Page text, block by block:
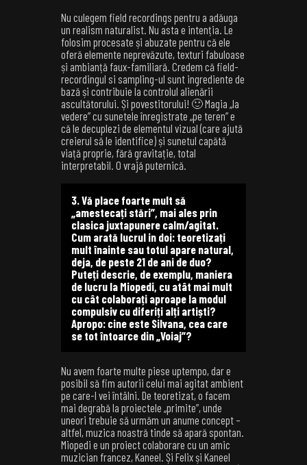
Nu culegem field recordings pentru a adăuga
un realism naturalist. Nu asta e intenția. Le
folosim procesate și abuzate pentru că ele
oferă elemente neprevăzute, texturi fabuloase
și ambianță faux-familiară. Credem că field-
recordingul si sampling-ul sunt ingrediente de
bază și contribuie la controlul alienării
ascultătorului. Și povestitorului! 🙂 Magia „la
vedere” cu sunetele înregistrate „pe teren” e
că le decuplezi de elementul vizual (care ajută
creierul să le identifice) și sunetul capătă
viață proprie, fără gravitație, total
interpretabil. O vrajă puternică.
3. Vă place foarte mult să
„amestecați stări”, mai ales prin
clasica juxtapunere calm/agitat.
Cum arată lucrul in doi: teoretizați
mult înainte sau totul apare natural,
deja, de peste 21 de ani de duo?
Puteți descrie, de exemplu, maniera
de lucru la Miopedi, cu atât mai mult
cu cât colaborați aproape la modul
compulsiv cu diferiți alți artiști?
Apropo: cine este Silvana, cea care
se tot întoarce din „Voiaj”?
Nu avem foarte multe piese uptempo, dar e
posibil să fim autorii celui mai agitat ambient
pe care-l vei întâlni. De teoretizat, o facem
mai degrabă la proiectele „primite”, unde
uneori trebuie să urmăm un anume concept –
altfel, muzica noastră tinde să apară spontan.
Miopedi e un proiect colaborare cu un amic
muzician francez, Kaneel. Și Felix și Kaneel